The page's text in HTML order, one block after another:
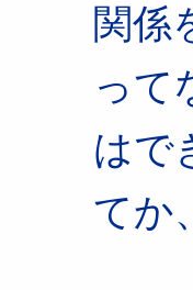
関係
って
はで
てか